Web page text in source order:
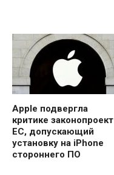
Apple подвергла
критике законопроект
ЕС, допускающий
установку на iPhone
стороннего ПО